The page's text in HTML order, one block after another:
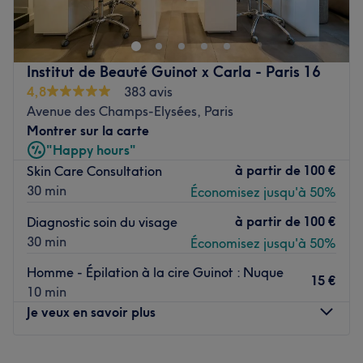
merveilleux moment dans un cadre joliment décoré où
l'on se sent bien. Cécile vous reçoit avec le sourire pour
vous proposer des prestations personnalisées tout en
répondant à vos besoins, afin de sublimer vos ongles.
Transports publics les plus proches
Le métro Boissière, desservi par la ligne 6 ou l’arrêt de
métro et RER Charles de Gaulle Etoile sur la ligne 1, 6, 2
et A.
L’équipe
salon.
L’atmosphère : on découvre une ambiance conviviale et
cocooning.
La spécialité de l’établissement : la beauté des ongles.
Institut de Beauté Guinot x Carla - Paris 16
4,8
383 avis
Avenue des Champs-Elysées, Paris
Montrer sur la carte
"Happy hours"
Skin Care Consultation
30 min
à partir de 100 €
Économisez jusqu'à 50%
Diagnostic soin du visage
30 min
à partir de 100 €
Économisez jusqu'à 50%
Homme - Épilation à la cire Guinot : Nuque
10 min
15 €
Je veux en savoir plus